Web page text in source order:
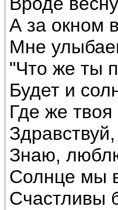
А за окном
Мне
"Что же ты
Будет и
Где же
Знаю,
Солнце мы
Счастливы